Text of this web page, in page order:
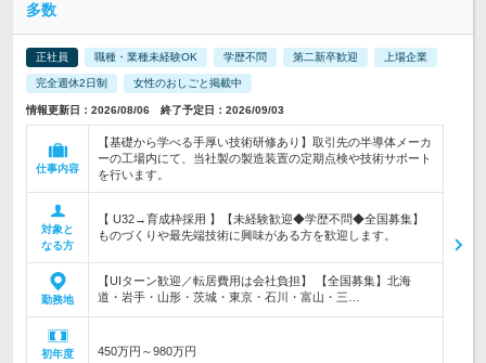
多数
正社員 職種・業種未経験OK 学歴不問 第二新卒歓迎 上場企業
完全週休2日制 女性のおしごと掲載中
情報更新日：2026/08/06 終了予定日：2026/09/03
仕事内容
【基礎から学べる手厚い技術研修あり】取引先の半導体メーカ
ーの工場内にて、当社製の製造装置の定期点検や技術サポート
を行います。
対象と
なる方
【 U32→育成枠採用 】【未経験歓迎◆学歴不問◆全国募集】
ものづくりや最先端技術に興味がある方を歓迎します。
勤務地
【UIターン歓迎／転居費用は会社負担】 【全国募集】北海
道・岩手・山形・茨城・東京・石川・富山・三…
初年度 450万円～980万円